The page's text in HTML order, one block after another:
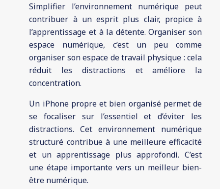
Simplifier l’environnement numérique peut
contribuer à un esprit plus clair, propice à
l’apprentissage et à la détente. Organiser son
espace numérique, c’est un peu comme
organiser son espace de travail physique : cela
réduit les distractions et améliore la
concentration.
Un iPhone propre et bien organisé permet de
se focaliser sur l’essentiel et d’éviter les
distractions. Cet environnement numérique
structuré contribue à une meilleure efficacité
et un apprentissage plus approfondi. C’est
une étape importante vers un meilleur bien-
être numérique.